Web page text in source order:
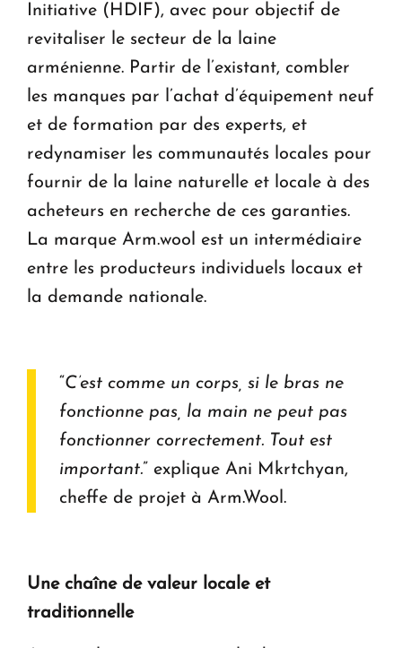
Initiative (HDIF), avec pour objectif de
revitaliser le secteur de la laine
arménienne. Partir de l’existant, combler
les manques par l’achat d’équipement neuf
et de formation par des experts, et
redynamiser les communautés locales pour
fournir de la laine naturelle et locale à des
acheteurs en recherche de ces garanties.
La marque Arm.wool est un intermédiaire
entre les producteurs individuels locaux et
la demande nationale.
“C’est comme un corps, si le bras ne
fonctionne pas, la main ne peut pas
fonctionner correctement. Tout est
important.” explique Ani Mkrtchyan,
cheffe de projet à Arm.Wool.
Une chaîne de valeur locale et
traditionnelle